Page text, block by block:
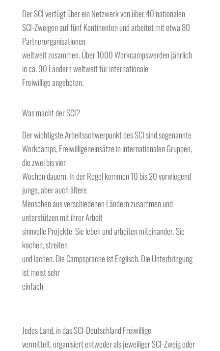
Der SCI verfügt über ein Netzwerk von über 40 nationalen
SCI-Zweigen auf fünf Kontinenten und arbeitet mit etwa 80
Partnerorganisationen
weltweit zusammen. Über 1000 Workcampswerden jährlich
in ca. 90 Ländern weltweit für internationale
Freiwillige angeboten.
Was macht der SCI?
Der wichtigste Arbeitsschwerpunkt des SCI sind sogenannte
Workcamps, Freiwilligeneinsätze in internationalen Gruppen,
die zwei bis vier
Wochen dauern. In der Regel kommen 10 bis 20 vorwiegend
junge, aber auch ältere
Menschen aus verschiedenen Ländern zusammen und
unterstützen mit ihrer Arbeit
sinnvolle Projekte. Sie leben und arbeiten miteinander. Sie
kochen, streiten
und lachen. Die Campsprache ist Englisch. Die Unterbringung
ist meist sehr
einfach.
Jedes Land, in das SCI-Deutschland Freiwillige
vermittelt, organisiert entweder als jeweiliger SCI-Zweig oder